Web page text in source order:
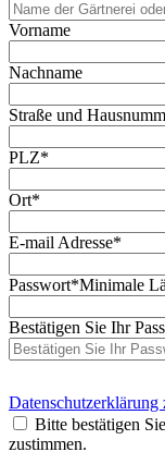
Vorname
Nachname
Straße und
PLZ*
Ort*
E-mail Adresse*
Passwort*Minimale
Bestätigen Sie Ihr
Datenschutzerklärung
Bitte bestätigen
zustimmen.